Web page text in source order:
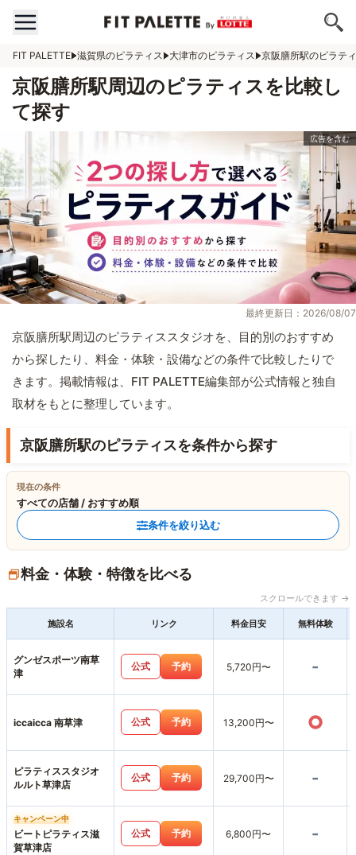
FIT PALETTE 滋賀県のピラティス 大津市のピラティス 京阪膳所駅のピラテ
京阪膳所駅周辺のピラティスを比較し
て探す
最終更新日：2026/08/07
京阪膳所駅周辺のピラティススタジオを、目的別のおすすめ
から探したり、料金・体験・設備などの条件で比較したりで
きます。掲載情報は、FIT PALETTE編集部が公式情報と独自
取材をもとに整理しています。
京阪膳所駅のピラティスを条件から探す
現在の条件
すべての店舗 / おすすめ順
条件を絞り込む
料金・体験・特徴を比べる
スクロールできます →
施設名 リンク 料金目安 無料体験
グンゼスポーツ南草
津
公式 予約 5,720円〜 -
iccaicca 南草津 公式 予約 13,200円〜 ○
ピラティススタジオ
ルルト草津店
公式 予約 29,700円〜 -
キャンペーン中
ビートピラティス滋
賀草津店
公式 予約 6,800円〜 -